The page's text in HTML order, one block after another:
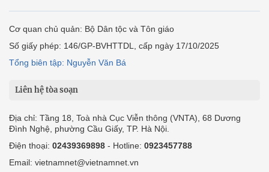
Cơ quan chủ quản: Bộ Dân tộc và Tôn giáo
Số giấy phép: 146/GP-BVHTTDL, cấp ngày 17/10/2025
Tổng biên tập: Nguyễn Văn Bá
Liên hệ tòa soạn
Địa chỉ: Tầng 18, Toà nhà Cục Viễn thông (VNTA), 68 Dương
Đình Nghệ, phường Cầu Giấy, TP. Hà Nội.
Điện thoại: 02439369898 - Hotline: 0923457788
Email: vietnamnet@vietnamnet.vn